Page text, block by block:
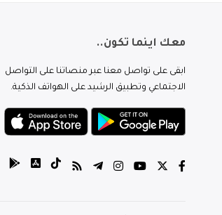
معك اينما تكون..
ابقى على تواصل معنا عبر منصاتنا على التواصل
الاجتماعي وتطبيق الرشيد على الهواتف الذكية.